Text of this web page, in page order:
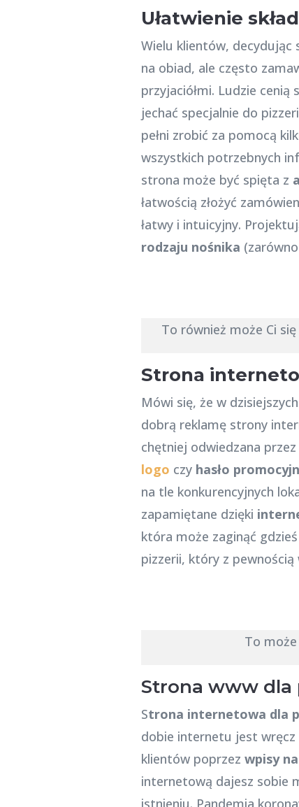
Ułatwienie
Wielu klientów,
na obiad, ale często
przyjaciółmi. Ludzie cenią
jechać specjalnie do
pełni zrobić za pomocą
wszystkich potrzebnych
strona może być spięta z
łatwością złożyć
łatwy i intuicyjny.
rodzaju nośnika
To również może Ci
Strona
Mówi się, że w
dobrą reklamę strony
chętniej odwiedzana
logo czy hasło
na tle konkurencyjnych
zapamiętane dzięki
która może zaginąć
pizzerii, który z pewnością
To
Strona www dla
Strona internetowa dla
dobie internetu jest wręcz
klientów poprzez wpisy
internetową dajesz sobie
istnieniu. Pandemia